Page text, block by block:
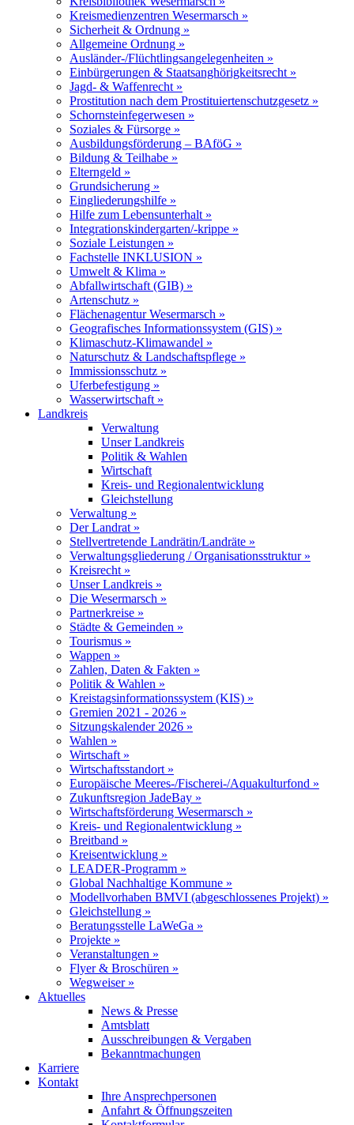
Kreismedienzentren Wesermarsch »
Sicherheit & Ordnung »
Allgemeine Ordnung »
Ausländer-/Flüchtlingsangelegenheiten »
Einbürgerungen & Staatsanghörigkeitsrecht »
Jagd- & Waffenrecht »
Prostitution nach dem Prostituiertenschutzgesetz »
Schornsteinfegerwesen »
Soziales & Fürsorge »
Ausbildungsförderung – BAföG »
Bildung & Teilhabe »
Elterngeld »
Grundsicherung »
Eingliederungshilfe »
Hilfe zum Lebensunterhalt »
Integrationskindergarten/-krippe »
Soziale Leistungen »
Fachstelle INKLUSION »
Umwelt & Klima »
Abfallwirtschaft (GIB) »
Artenschutz »
Flächenagentur Wesermarsch »
Geografisches Informationssystem (GIS) »
Klimaschutz-Klimawandel »
Naturschutz & Landschaftspflege »
Immissionsschutz »
Uferbefestigung »
Wasserwirtschaft »
Landkreis
Verwaltung
Unser Landkreis
Politik & Wahlen
Wirtschaft
Kreis- und Regionalentwicklung
Gleichstellung
Verwaltung »
Der Landrat »
Stellvertretende Landrätin/Landräte »
Verwaltungsgliederung / Organisationsstruktur »
Kreisrecht »
Unser Landkreis »
Die Wesermarsch »
Partnerkreise »
Städte & Gemeinden »
Tourismus »
Wappen »
Zahlen, Daten & Fakten »
Politik & Wahlen »
Kreistagsinformationssystem (KIS) »
Gremien 2021 - 2026 »
Sitzungskalender 2026 »
Wahlen »
Wirtschaft »
Wirtschaftsstandort »
Europäische Meeres-/Fischerei-/Aquakulturfond »
Zukunftsregion JadeBay »
Wirtschaftsförderung Wesermarsch »
Kreis- und Regionalentwicklung »
Breitband »
Kreisentwicklung »
LEADER-Programm »
Global Nachhaltige Kommune »
Modellvorhaben BMVI (abgeschlossenes Projekt) »
Gleichstellung »
Beratungsstelle LaWeGa »
Projekte »
Veranstaltungen »
Flyer & Broschüren »
Wegweiser »
Aktuelles
News & Presse
Amtsblatt
Ausschreibungen & Vergaben
Bekanntmachungen
Karriere
Kontakt
Ihre Ansprechpersonen
Anfahrt & Öffnungszeiten